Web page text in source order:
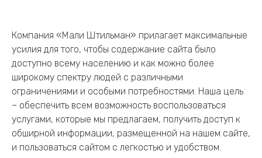
ENTER
для
активации
различных
функций,
или
нажмите
Enter,
чтобы
перейти
следующему
чтение,
или
ENTER,
чтобы
следующему
разделу
или
ENTER,
чтобы
перейти
следующему
разделу
СВЯЖИТЕСЬ С НАМИ
ENTER,
перейти
следующему
разделу
Компания «Мали Штильман» прилагает максимальные
усилия для того, чтобы содержание сайта было
доступно всему населению и как можно более
широкому спектру людей с различными
ограничениями и особыми потребностями. Наша цель
– обеспечить всем возможность воспользоваться
услугами, которые мы предлагаем, получить доступ к
обширной информации, размещенной на нашем сайте,
и пользоваться сайтом с легкостью и удобством.